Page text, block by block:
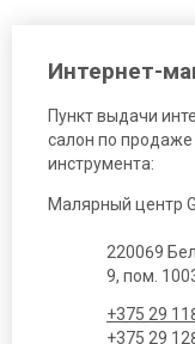
Интернет-
Пункт выдачи
салон по
инструмента:
Малярный центр
220069
9, пом.
+375 29
+375 29